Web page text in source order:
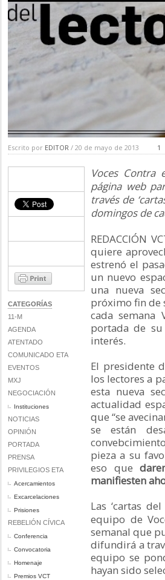
Escrito por EDITOR / 20 de mayo de 2013 1
CATEGORÍAS
11-M
AGENDA
ATENTADO
COMUNICADO ETA
EVENTOS
MXJ
NEGOCIACIÓN
Instituciones
NOTICIAS
OPINIÓN
PORTADA
PRENSA
PRIVILEGIOS ETA
Acercamientos
Excarcelaciones
Prisiones
REBELIÓN CÍVICA
Conferencia
Convocatoria
Homenaje
Premios VCT
Voces Contra
página web
través de
domingos de
REDACCIÓN
quiere
estrenó el
un nuevo
una nueva
próximo fin de
cada semana
portada de
interés.
El presidente
los lectores a
esta nueva
actualidad
que “se
se están
pieza a su
eso que
manifiesten
Las ‘cartas
equipo de
semanal que
difundirá a
equipo se
hayan sido